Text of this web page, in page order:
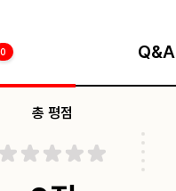
0 Q&A
총 평점